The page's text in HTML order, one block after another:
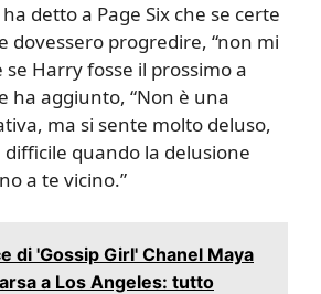
detto a Page Six che se certe
dovessero progredire, “non mi
Harry fosse il prossimo a
ha aggiunto, “Non è una
ma si sente molto deluso,
quando la delusione
a te vicino.”
di 'Gossip Girl' Chanel Maya
a Los Angeles: tutto